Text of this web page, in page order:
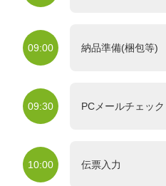
09:00 納品準備(梱包等)
09:30 PCメールチェック
10:00 伝票入力